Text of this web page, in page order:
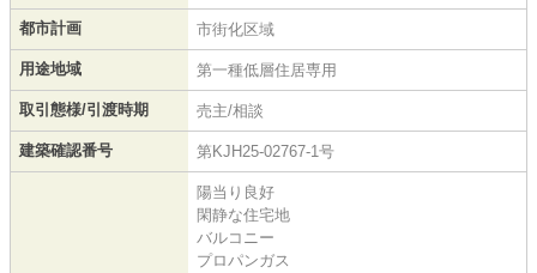
都市計画 市街化区域
用途地域 第一種低層住居専用
取引態様/引渡時期 売主/相談
建築確認番号 第KJH25-02767-1号
陽当り良好
閑静な住宅地
バルコニー
プロパンガス